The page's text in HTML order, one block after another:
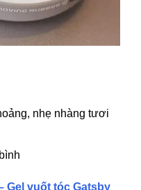
nhẹ nhàng tươi
Gel vuốt tóc Gatsby